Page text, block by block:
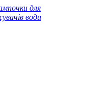
для
води